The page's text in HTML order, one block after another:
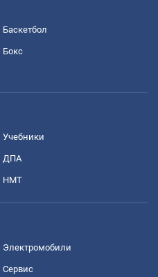
Баскетбол
Бокс
Учебники
ДПА
НМТ
Электромобили
Сервис